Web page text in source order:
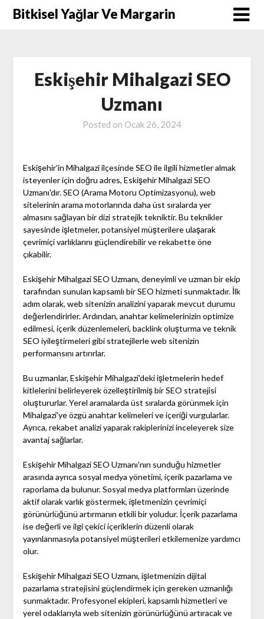
SkipBitkisel Yağlar Ve Margarin
Eskişehir Mihalgazi SEO
Uzmanı
Posted on Ocak 26, 2024
Eskişehir'in Mihalgazi ilçesinde SEO ile ilgili hizmetler almak
isteyenler için doğru adres, Eskişehir Mihalgazi SEO
Uzmanı'dır. SEO (Arama Motoru Optimizasyonu), web
sitelerinin arama motorlarında daha üst sıralarda yer
almasını sağlayan bir dizi stratejik tekniktir. Bu teknikler
sayesinde işletmeler, potansiyel müşterilere ulaşarak
çevrimiçi varlıklarını güçlendirebilir ve rekabette öne
çıkabilir.
Eskişehir Mihalgazi SEO Uzmanı, deneyimli ve uzman bir ekip
tarafından sunulan kapsamlı bir SEO hizmeti sunmaktadır. İlk
adım olarak, web sitenizin analizini yaparak mevcut durumu
değerlendirirler. Ardından, anahtar kelimelerinizin optimize
edilmesi, içerik düzenlemeleri, backlink oluşturma ve teknik
SEO iyileştirmeleri gibi stratejilerle web sitenizin
performansını artırırlar.
Bu uzmanlar, Eskişehir Mihalgazi'deki işletmelerin hedef
kitlelerini belirleyerek özelleştirilmiş bir SEO stratejisi
oluştururlar. Yerel aramalarda üst sıralarda görünmek için
Mihalgazi'ye özgü anahtar kelimeleri ve içeriği vurgularlar.
Ayrıca, rekabet analizi yaparak rakiplerinizi inceleyerek size
avantaj sağlarlar.
Eskişehir Mihalgazi SEO Uzmanı'nın sunduğu hizmetler
arasında ayrıca sosyal medya yönetimi, içerik pazarlama ve
raporlama da bulunur. Sosyal medya platformları üzerinde
aktif olarak varlık göstermek, işletmenizin çevrimiçi
görünürlüğünü artırmanın etkili bir yoludur. İçerik pazarlama
ise değerli ve ilgi çekici içeriklerin düzenli olarak
yayınlanmasıyla potansiyel müşterileri etkilemenize yardımcı
olur.
Eskişehir Mihalgazi SEO Uzmanı, işletmenizin dijital
pazarlama stratejisini güçlendirmek için gereken uzmanlığı
sunmaktadır. Profesyonel ekipleri, kapsamlı hizmetleri ve
yerel odaklarıyla web sitenizin görünürlüğünü artıracak ve